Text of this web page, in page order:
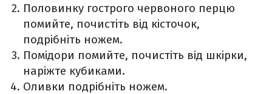
Половинку гострого червоного перцю
помийте, почистіть від кісточок,
подрібніть ножем.
Помідори помийте, почистіть від шкірки,
наріжте кубиками.
Оливки подрібніть ножем.